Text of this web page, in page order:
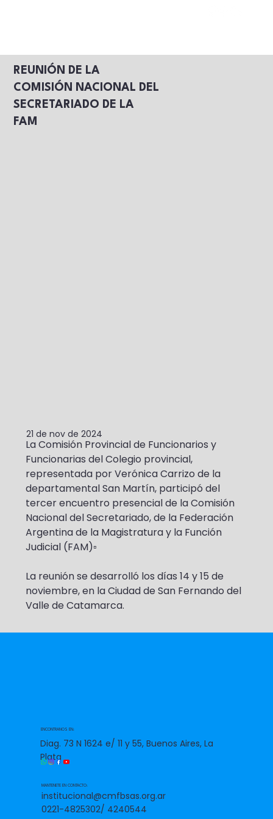
REUNIÓN DE LA
COMISIÓN NACIONAL DEL
SECRETARIADO DE LA
FAM
21 de nov de 2024
La Comisión Provincial de Funcionarios y
Funcionarias del Colegio provincial,
representada por Verónica Carrizo de la
departamental San Martín, participó del
tercer encuentro presencial de la Comisión
Nacional del Secretariado, de la Federación
Argentina de la Magistratura y la Función
Judicial (FAM)▫️
La reunión se desarrolló los días 14 y 15 de
noviembre, en la Ciudad de San Fernando del
Valle de Catamarca.
ENCONTRANOS EN:
Diag. 73 N 1624 e/ 11 y 55, Buenos Aires, La
Plata
MANTENETE EN CONTACTO:
institucional@cmfbsas.org.ar
0221-4825302/ 4240544